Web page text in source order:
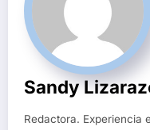
Sandy
Redactora. Experiencia